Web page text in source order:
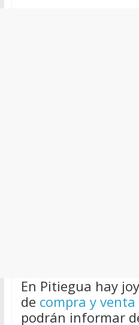
En Pitiegua hay
de compra y venta
podrán informar